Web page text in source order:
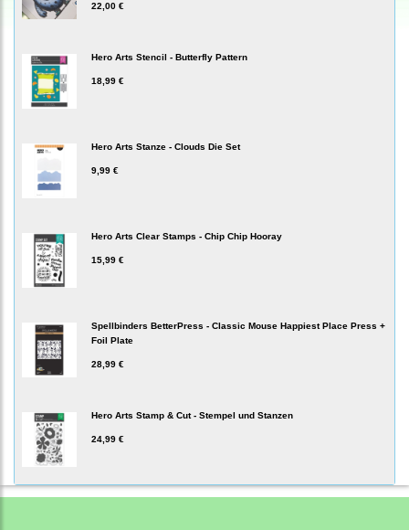
22,00 €
Hero Arts Stencil - Butterfly Pattern
18,99 €
Hero Arts Stanze - Clouds Die Set
9,99 €
Hero Arts Clear Stamps - Chip Chip Hooray
15,99 €
Spellbinders BetterPress - Classic Mouse Happiest Place Press +
Foil Plate
28,99 €
Hero Arts Stamp & Cut - Stempel und Stanzen
24,99 €